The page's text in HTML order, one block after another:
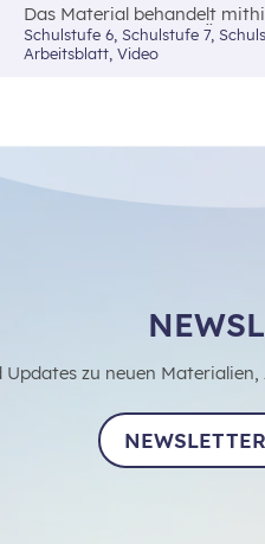
Das Material behandelt
Fachkräftemangel in
mögliche Lösungsansätze
Schulstufe 6,
Arbeitsblatt, Video
zu neuen